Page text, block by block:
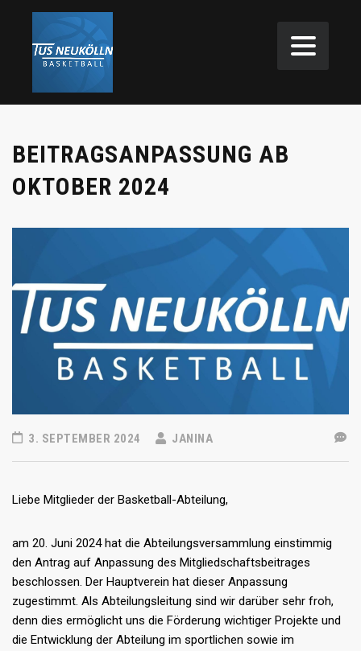
BEITRAGSANPASSUNG AB
OKTOBER 2024
3. SEPTEMBER 2024 JANINA
Liebe Mitglieder der Basketball-Abteilung,
am 20. Juni 2024 hat die Abteilungsversammlung einstimmig
den Antrag auf Anpassung des Mitgliedschaftsbeitrages
beschlossen. Der Hauptverein hat dieser Anpassung
zugestimmt. Als Abteilungsleitung sind wir darüber sehr froh,
denn dies ermöglicht uns die Förderung wichtiger Projekte und
die Entwicklung der Abteilung im sportlichen sowie im